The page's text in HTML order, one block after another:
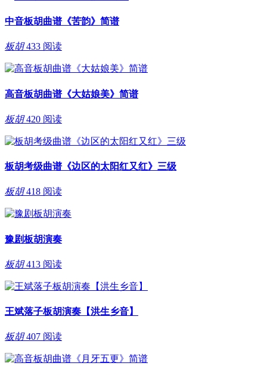
中音板胡曲谱《苦韵》简谱
板胡 433 阅读
高音板胡曲谱《大姑娘美》简谱
板胡 420 阅读
板胡考级曲谱《边区的太阳红又红》三级
板胡 418 阅读
豫剧板胡演奏
板胡 413 阅读
王斌落子板胡演奏【洪生乡音】
板胡 407 阅读